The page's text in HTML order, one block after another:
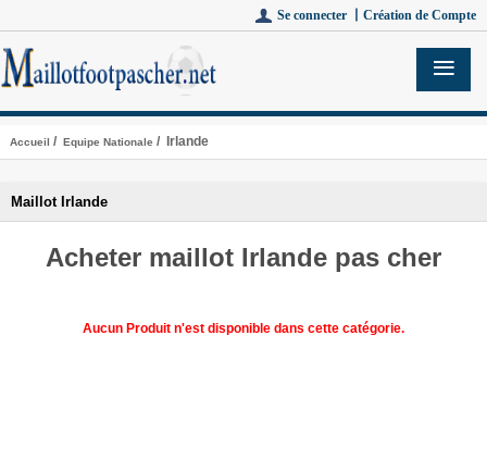
Se connecter 丨 Création de Compte
Accueil / Equipe Nationale / Irlande
Maillot Irlande
Acheter maillot Irlande pas cher
Aucun Produit n'est disponible dans cette catégorie.